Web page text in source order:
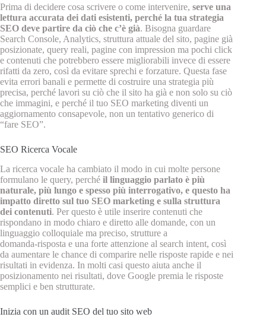
Prima di decidere cosa scrivere o come intervenire, serve una
lettura accurata dei dati esistenti, perché la tua strategia
SEO deve partire da ciò che c’è già. Bisogna guardare
Search Console, Analytics, struttura attuale del sito, pagine già
posizionate, query reali, pagine con impression ma pochi click
e contenuti che potrebbero essere migliorabili invece di essere
rifatti da zero, così da evitare sprechi e forzature. Questa fase
evita errori banali e permette di costruire una strategia più
precisa, perché lavori su ciò che il sito ha già e non solo su ciò
che immagini, e perché il tuo SEO marketing diventi un
aggiornamento consapevole, non un tentativo generico di
“fare SEO”.
SEO Ricerca Vocale
La ricerca vocale ha cambiato il modo in cui molte persone
formulano le query, perché il linguaggio parlato è più
naturale, più lungo e spesso più interrogativo, e questo ha
impatto diretto sul tuo SEO marketing e sulla struttura
dei contenuti. Per questo è utile inserire contenuti che
rispondano in modo chiaro e diretto alle domande, con un
linguaggio colloquiale ma preciso, strutture a
domanda‑risposta e una forte attenzione al search intent, così
da aumentare le chance di comparire nelle risposte rapide e nei
risultati in evidenza. In molti casi questo aiuta anche il
posizionamento nei risultati, dove Google premia le risposte
semplici e ben strutturate.
Inizia con un audit SEO del tuo sito web